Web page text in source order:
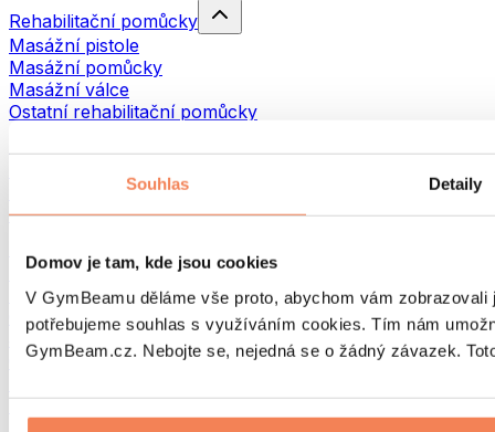
Souhlas Detaily
Domov je tam, kde jsou cookies
V GymBeamu děláme vše proto, abychom vám
potřebujeme souhlas s využíváním cookies. Tím nám
GymBeam.cz. Nebojte se, nejedná se o žádný závazek.
Rehabilitační pomůcky
Masážní pistole
Masážní pomůcky
Masážní válce
Ostatní rehabilitační pomůcky
Batohy
Běh
Bojové sporty
Cyklistika
Jóga a pilates
Otužování
Turistika